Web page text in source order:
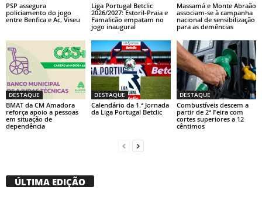
PSP assegura
policiamento do jogo
entre Benfica e Ac. Viseu
Liga Portugal Betclic
2026/2027: Estoril-Praia e
Famalicão empatam no
jogo inaugural
Massamá e Monte Abraão
associam-se à campanha
nacional de sensibilização
para as demências
DESTAQUE
BMAT da CM Amadora
reforça apoio a pessoas
em situação de
dependência
DESTAQUE
Calendário da 1.ª Jornada
da Liga Portugal Betclic
DESTAQUE
Combustíveis descem a
partir de 2ª Feira com
cortes superiores a 12
cêntimos
ÚLTIMA EDIÇÃO